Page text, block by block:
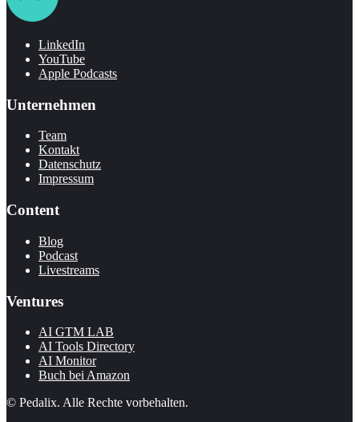
LinkedIn
YouTube
Apple Podcasts
Unternehmen
Team
Kontakt
Datenschutz
Impressum
Content
Blog
Podcast
Livestreams
Ventures
AI GTM LAB
AI Tools Directory
AI Monitor
Buch bei Amazon
© Pedalix. Alle Rechte vorbehalten.